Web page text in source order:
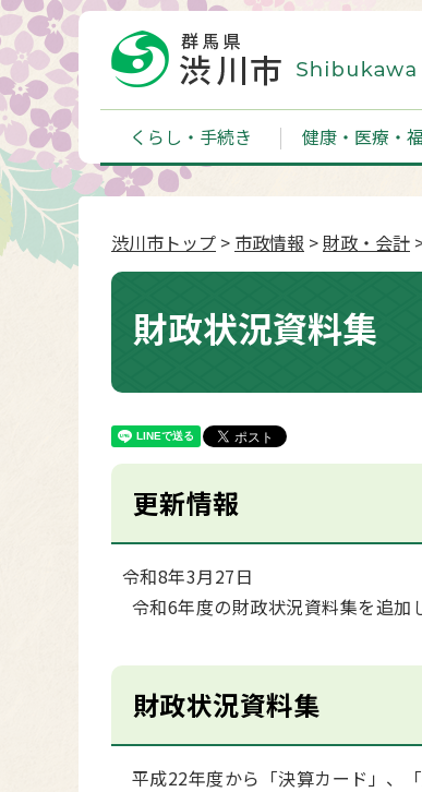
くらし・手続き 健康・医療・
渋川市トップ > 市政情報 >財政・会計
財政状況資料集
更新情報
令和8年3月27日
令和6年度の財政状況資料集を追加
財政状況資料集
平成22年度から「決算カード」、